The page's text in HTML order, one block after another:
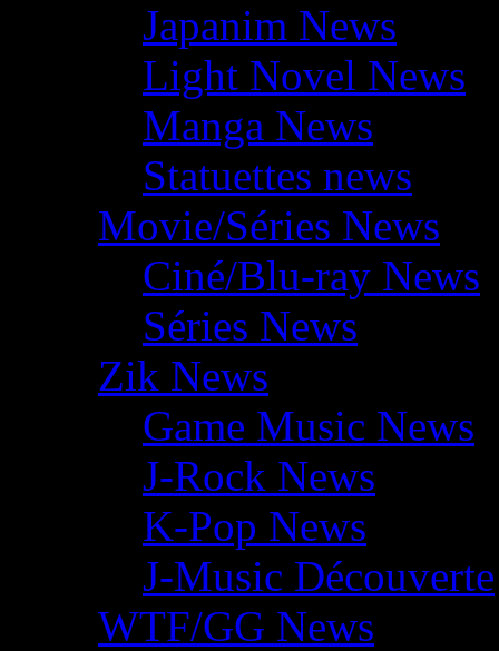
Japanim News
Light Novel News
Manga News
Statuettes news
Movie/Séries News
Ciné/Blu-ray News
Séries News
Zik News
Game Music News
J-Rock News
K-Pop News
J-Music Découverte
WTF/GG News